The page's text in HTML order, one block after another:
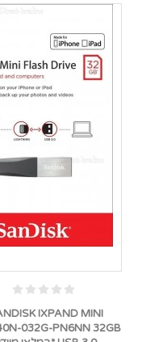
IXPAND MINI
032G-PN6NN 32GB